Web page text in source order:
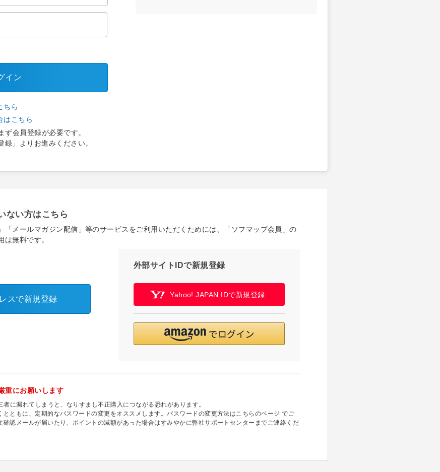
イン
ちら
はこちら
会員登録が必要です。
」よりお進みください。
ない方はこちら
「メールマガジン配信」等のサービスをご利用いただくためには、「ソフマップ会員」の
無料です。
スで新規登録
外部サイトIDで新規登録
Yahoo! JAPAN IDで新規登録
重にお願いします
に漏れてしまうと、なりすまし不正購入につながる恐れがあります。
とともに、定期的なパスワードの変更をオススメします。パスワードの変更方法はこちらのページ でご
認メールが届いたり、ポイントの減額があった場合はすみやかに弊社サポートセンターまでご連絡くだ